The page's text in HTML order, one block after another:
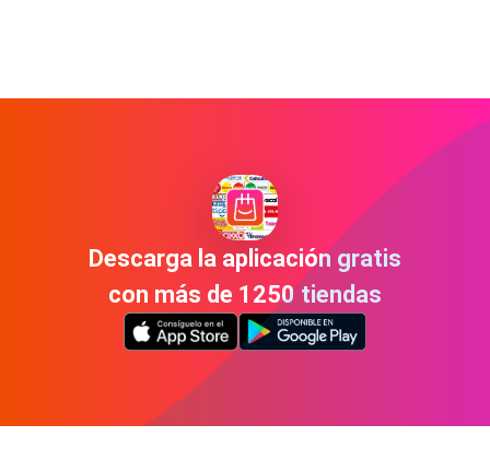
Descarga la aplicación gratis
con más de 1250 tiendas